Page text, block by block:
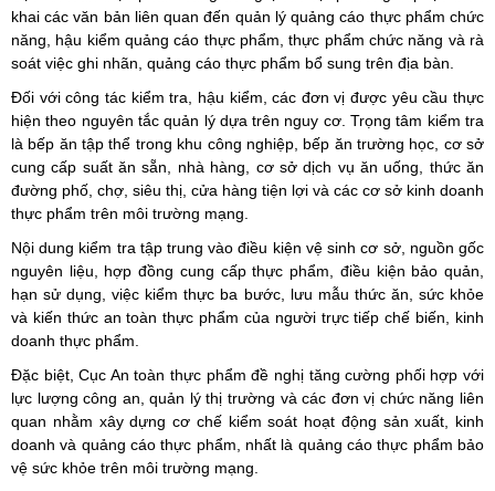
khai các văn bản liên quan đến quản lý quảng cáo thực phẩm chức
năng, hậu kiểm quảng cáo thực phẩm, thực phẩm chức năng và rà
soát việc ghi nhãn, quảng cáo thực phẩm bổ sung trên địa bàn.
Đối với công tác kiểm tra, hậu kiểm, các đơn vị được yêu cầu thực
hiện theo nguyên tắc quản lý dựa trên nguy cơ. Trọng tâm kiểm tra
là bếp ăn tập thể trong khu công nghiệp, bếp ăn trường học, cơ sở
cung cấp suất ăn sẵn, nhà hàng, cơ sở dịch vụ ăn uống, thức ăn
đường phố, chợ, siêu thị, cửa hàng tiện lợi và các cơ sở kinh doanh
thực phẩm trên môi trường mạng.
Nội dung kiểm tra tập trung vào điều kiện vệ sinh cơ sở, nguồn gốc
nguyên liệu, hợp đồng cung cấp thực phẩm, điều kiện bảo quản,
hạn sử dụng, việc kiểm thực ba bước, lưu mẫu thức ăn, sức khỏe
và kiến thức an toàn thực phẩm của người trực tiếp chế biến, kinh
doanh thực phẩm.
Đặc biệt, Cục An toàn thực phẩm đề nghị tăng cường phối hợp với
lực lượng công an, quản lý thị trường và các đơn vị chức năng liên
quan nhằm xây dựng cơ chế kiểm soát hoạt động sản xuất, kinh
doanh và quảng cáo thực phẩm, nhất là quảng cáo thực phẩm bảo
vệ sức khỏe trên môi trường mạng.